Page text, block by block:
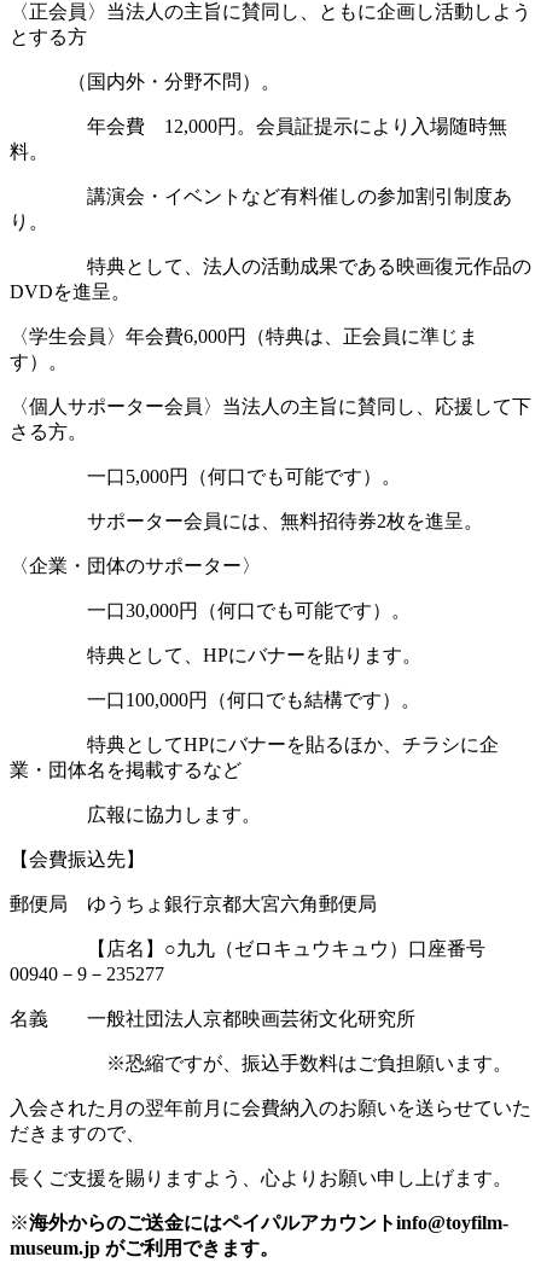
〈正会員〉当法人の主旨に賛同し、ともに企画し活動しよう
とする方
（国内外・分野不問）。
年会費 12,000円。会員証提示により入場随時無
料。
講演会・イベントなど有料催しの参加割引制度あ
り。
特典として、法人の活動成果である映画復元作品の
DVDを進呈。
〈学生会員〉年会費6,000円（特典は、正会員に準じま
す）。
〈個人サポーター会員〉当法人の主旨に賛同し、応援して下
さる方。
一口5,000円（何口でも可能です）。
サポーター会員には、無料招待券2枚を進呈。
〈企業・団体のサポーター〉
一口30,000円（何口でも可能です）。
特典として、HPにバナーを貼ります。
一口100,000円（何口でも結構です）。
特典としてHPにバナーを貼るほか、チラシに企
業・団体名を掲載するなど
広報に協力します。
【会費振込先】
郵便局 ゆうちょ銀行京都大宮六角郵便局
【店名】○九九（ゼロキュウキュウ）口座番号
00940－9－235277
名義 一般社団法人京都映画芸術文化研究所
※恐縮ですが、振込手数料はご負担願います。
入会された月の翌年前月に会費納入のお願いを送らせていた
だきますので、
長くご支援を賜りますよう、心よりお願い申し上げます。
※海外からのご送金にはペイパルアカウントinfo@toyfilm-
museum.jp がご利用できます。